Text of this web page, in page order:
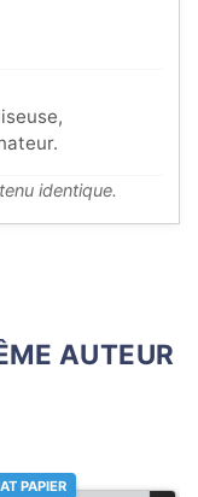
identique.
AUTEUR
PAPIER